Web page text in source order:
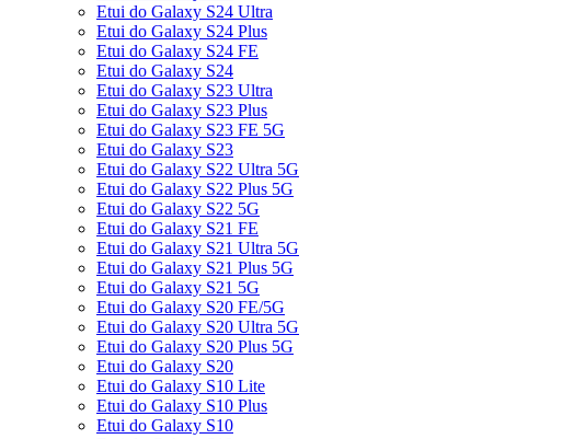
Etui do Galaxy S24 Ultra
Etui do Galaxy S24 Plus
Etui do Galaxy S24 FE
Etui do Galaxy S24
Etui do Galaxy S23 Ultra
Etui do Galaxy S23 Plus
Etui do Galaxy S23 FE 5G
Etui do Galaxy S23
Etui do Galaxy S22 Ultra 5G
Etui do Galaxy S22 Plus 5G
Etui do Galaxy S22 5G
Etui do Galaxy S21 FE
Etui do Galaxy S21 Ultra 5G
Etui do Galaxy S21 Plus 5G
Etui do Galaxy S21 5G
Etui do Galaxy S20 FE/5G
Etui do Galaxy S20 Ultra 5G
Etui do Galaxy S20 Plus 5G
Etui do Galaxy S20
Etui do Galaxy S10 Lite
Etui do Galaxy S10 Plus
Etui do Galaxy S10